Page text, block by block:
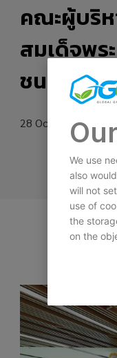
คณะผู้บริห
สมเด็จพร
ชนนีพันปี
28 October 2025
We use
also
will not
use of
the
on the